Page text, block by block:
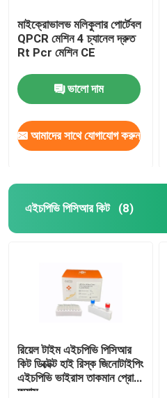
মাইক্রোভালভ মলিকুলার পোর্টেবল
QPCR মেশিন 4 চ্যানেল দ্রুত
Rt Pcr মেশিন CE
ভালো দাম
আমাদের সাথে যোগাযোগ করুন
এইচপিভি পিসিআর কিট (8)
রিয়েল টাইম এইচপিভি পিসিআর
কিট ডিক্টেক্ট হাই রিস্ক জিনোটাইপিং
এইচপিভি ভাইরাস তাকমান প্রোব
অ্যাস